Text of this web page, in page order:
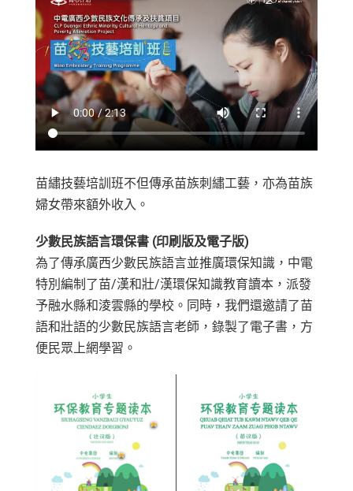
苗繡技藝培訓班不但傳承苗族刺繡工藝，亦為苗族
婦女帶來額外收入。
少數民族語言環保書 (印刷版及電子版)
為了傳承廣西少數民族語言並推廣環保知識，中電
特別編制了苗/漢和壯/漢環保知識教育讀本，派發
予融水縣和淩雲縣的學校。同時，我們還邀請了苗
語和壯語的少數民族語言老師，錄製了電子書，方
便民眾上網學習。